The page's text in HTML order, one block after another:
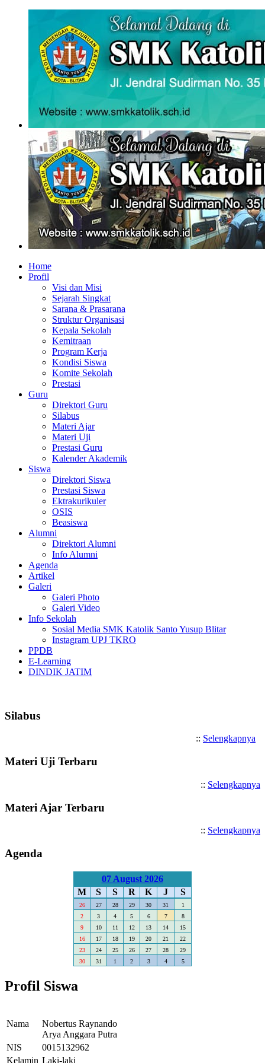
Home
Profil
Visi dan Misi
Sejarah Singkat
Sarana & Prasarana
Struktur Organisasi
Kepala Sekolah
Kemitraan
Program Kerja
Kondisi Siswa
Komite Sekolah
Prestasi
Guru
Direktori Guru
Silabus
Materi Ajar
Materi Uji
Prestasi Guru
Kalender Akademik
Siswa
Direktori Siswa
Prestasi Siswa
Ektrakurikuler
OSIS
Beasiswa
Alumni
Direktori Alumni
Info Alumni
Agenda
Artikel
Galeri
Galeri Photo
Galeri Video
Info Sekolah
Sosial Media SMK Katolik Santo Yusup Blitar
Instagram UPJ TKRO
PPDB
E-Learning
DINDIK JATIM
Silabus
:: Selengkapnya
Materi Uji Terbaru
:: Selengkapnya
Materi Ajar Terbaru
:: Selengkapnya
Agenda
07 August 2026
M
S S R K J S
26 27 28 29 30 31
1
2
3 4 5 6 7
8
9
10 11 12 13 14
15
16
17 18 19 20 21
22
23
24 25 26 27 28
29
30
31 1 2 3 4 5
Profil Siswa
Nama
Nobertus Raynando
Arya Anggara Putra
NIS
0015132962
Kelamin Laki-laki